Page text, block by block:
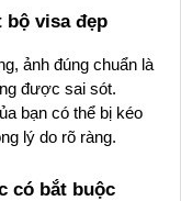
bộ visa đẹp
ảnh đúng chuẩn là
được sai sót.
bạn có thể bị kéo
lý do rõ ràng.
có bắt buộc